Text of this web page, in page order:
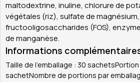
maltodextrine, inuline, chlorure de
végétales (riz), sulfate de magnésium,
fructooligosaccharides (FOS),
de manganèse.
Informations
Taille de l'emballage : 30 sachetsPortion
sachetNombre de portions par